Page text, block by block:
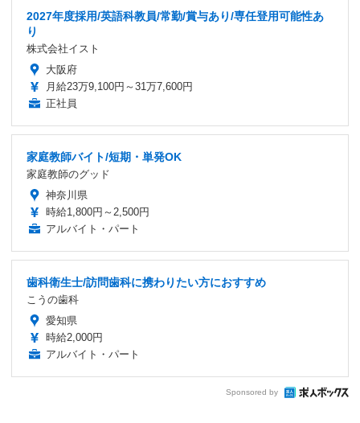
2027年度採用/英語科教員/常勤/賞与あり/専任登用可能性あ
り
株式会社イスト
大阪府
月給23万9,100円～31万7,600円
正社員
家庭教師バイト/短期・単発OK
家庭教師のグッド
神奈川県
時給1,800円～2,500円
アルバイト・パート
歯科衛生士/訪問歯科に携わりたい方におすすめ
こうの歯科
愛知県
時給2,000円
アルバイト・パート
Sponsored by